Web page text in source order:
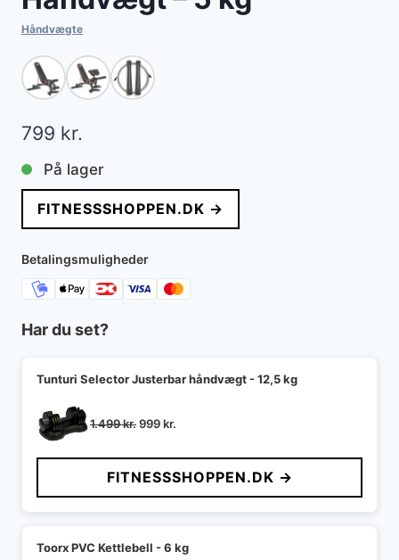
Håndvægte
799 kr.
På lager
FITNESSSHOPPEN.DK →
Betalingsmuligheder
Har du set?
Tunturi Selector Justerbar håndvægt - 12,5 kg
1.499kr.Den
pris
var:
1.499 kr..
999kr.
pris
er:
999 kr..
FITNESSSHOPPEN.DK →
Toorx PVC Kettlebell - 6 kg